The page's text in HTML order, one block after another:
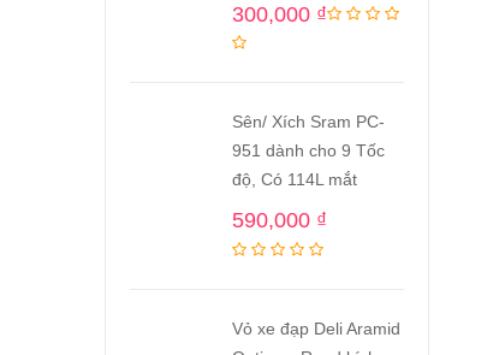
300,000 ₫
Sên/ Xích Sram PC-
951 dành cho 9 Tốc
độ, Có 114L mắt
590,000 ₫
Vỏ xe đạp Deli Aramid